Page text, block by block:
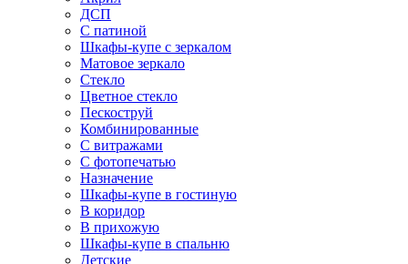
ДСП
С патиной
Шкафы-купе с зеркалом
Матовое зеркало
Стекло
Цветное стекло
Пескоструй
Комбинированные
С витражами
С фотопечатью
Назначение
Шкафы-купе в гостиную
В коридор
В прихожую
Шкафы-купе в спальню
Детские